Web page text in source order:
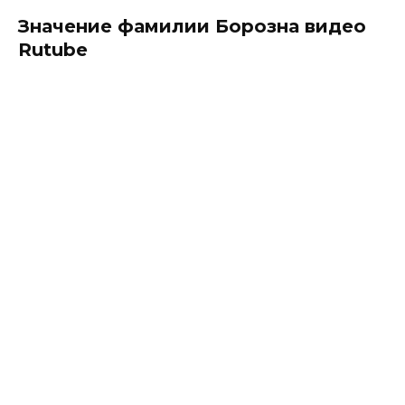
Значение фамилии Борозна видео
Rutube